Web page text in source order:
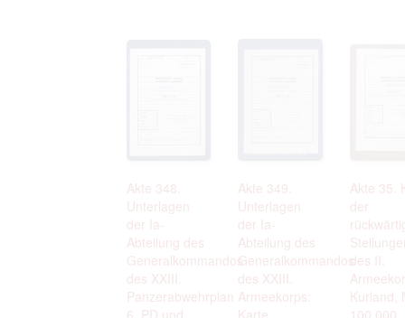
Akte 348.
Unterlagen
der Ia-
Abteilung des
Generalkommandos
des XXIII.
Panzerabwehrplan
6. PD und
Akte 349.
Unterlagen
der Ia-
Abteilung des
Generalkommandos
des XXIII.
Armeekorps:
Karte
Akte 35.
der
des II.
Kurland,
100 000